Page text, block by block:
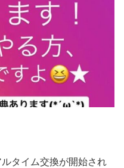
タイム交換が開始され